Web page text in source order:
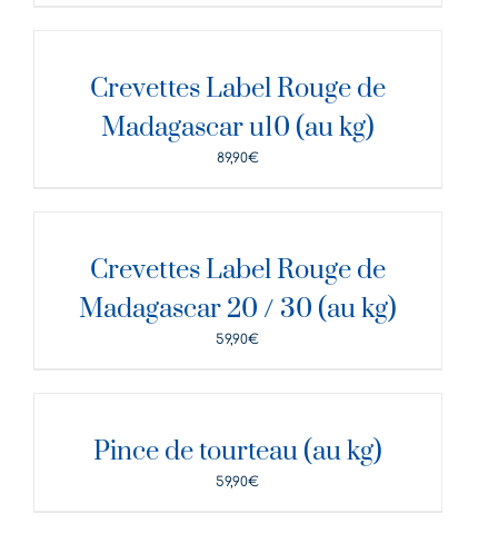
Crevettes Label Rouge de
Madagascar u10 (au kg)
89,90€
Crevettes Label Rouge de
Madagascar 20 / 30 (au kg)
59,90€
Pince de tourteau (au kg)
59,90€